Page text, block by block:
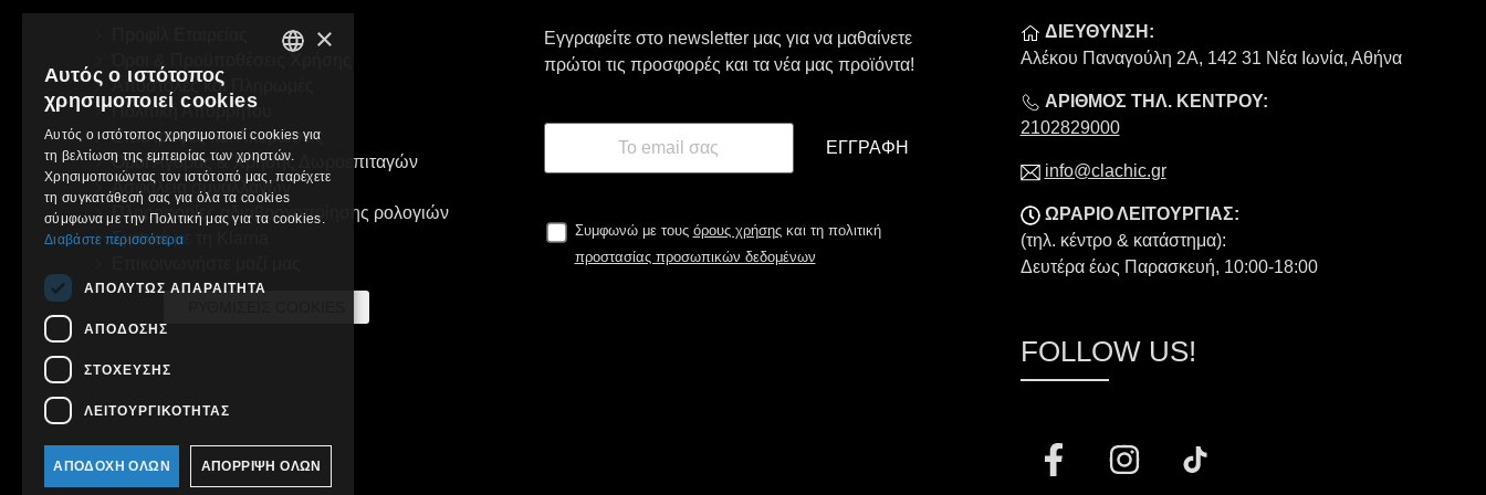
Αποστολές και Πληρωμές
Πολιτική Απορρήτου
Επιστροφές και Ακυρώσεις
Όροι Αγοράς & Χρήσης Δωροεπιταγών
Ασφάλεια συναλλαγών
Πληροφορίες αδιαβροχοποίησης ρολογιών
Σχετικά με τη Klarna
Εγγραφείτε στο newsletter μας για να μαθαίνετε
πρώτοι τις προσφορές και τα νέα μας προϊόντα!
ΕΓΓΡΑΦΉ
Συμφωνώ με τους όρους χρήσηςκαι τη πολιτική
προστασίας προσωπικών δεδομένων
ΔΙΕΥΘΥΝΣΗ:
Αλέκου Παναγούλη 2Α, 142 31 Νέα Ιωνία, Αθήνα
ΑΡΙΘΜΟΣ ΤΗΛ. ΚΕΝΤΡΟΥ:
2102829000
info@clachic.gr
ΩΡΑΡΙΟ ΛΕΙΤΟΥΡΓΙΑΣ:
(τηλ. κέντρο & κατάστημα):
Δευτέρα έως Παρασκευή, 10:00-18:00
FOLLOW US!
×
Αυτός ο ιστότοπος
χρησιμοποιεί cookies
Αυτός ο ιστότοπος χρησιμοποιεί cookies για
τη βελτίωση της εμπειρίας των χρηστών.
Χρησιμοποιώντας τον ιστότοπό μας, παρέχετε
τη συγκατάθεσή σας για όλα τα cookies
σύμφωνα με την Πολιτική μας για τα cookies.
Διαβάστε περισσότερα
ΑΠΟΛΎΤΩΣ ΑΠΑΡΑΊΤΗΤΑ
ΑΠΌΔΟΣΗΣ
ΣΤΌΧΕΥΣΗΣ
ΛΕΙΤΟΥΡΓΙΚΌΤΗΤΑΣ
ΑΠΟΔΟΧΉ ΌΛΩΝ ΑΠΌΡΡΙΨΗ ΌΛΩΝ